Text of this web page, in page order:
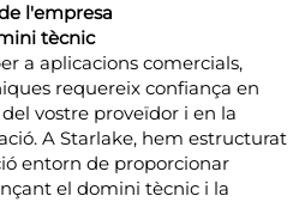
l'empresa
tècnic
a aplicacions comercials,
requereix confiança en
vostre proveïdor i en la
A Starlake, hem estructurat
entorn de proporcionar
el domini tècnic i la